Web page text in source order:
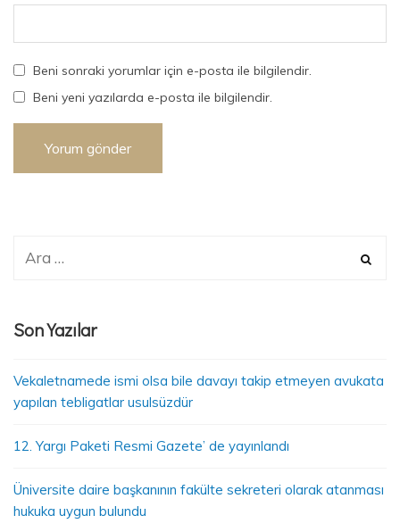
Beni sonraki yorumlar için e-posta ile bilgilendir.
Beni yeni yazılarda e-posta ile bilgilendir.
Son Yazılar
Vekaletnamede ismi olsa bile davayı takip etmeyen avukata
yapılan tebligatlar usulsüzdür
12. Yargı Paketi Resmi Gazete’ de yayınlandı
Üniversite daire başkanının fakülte sekreteri olarak atanması
hukuka uygun bulundu